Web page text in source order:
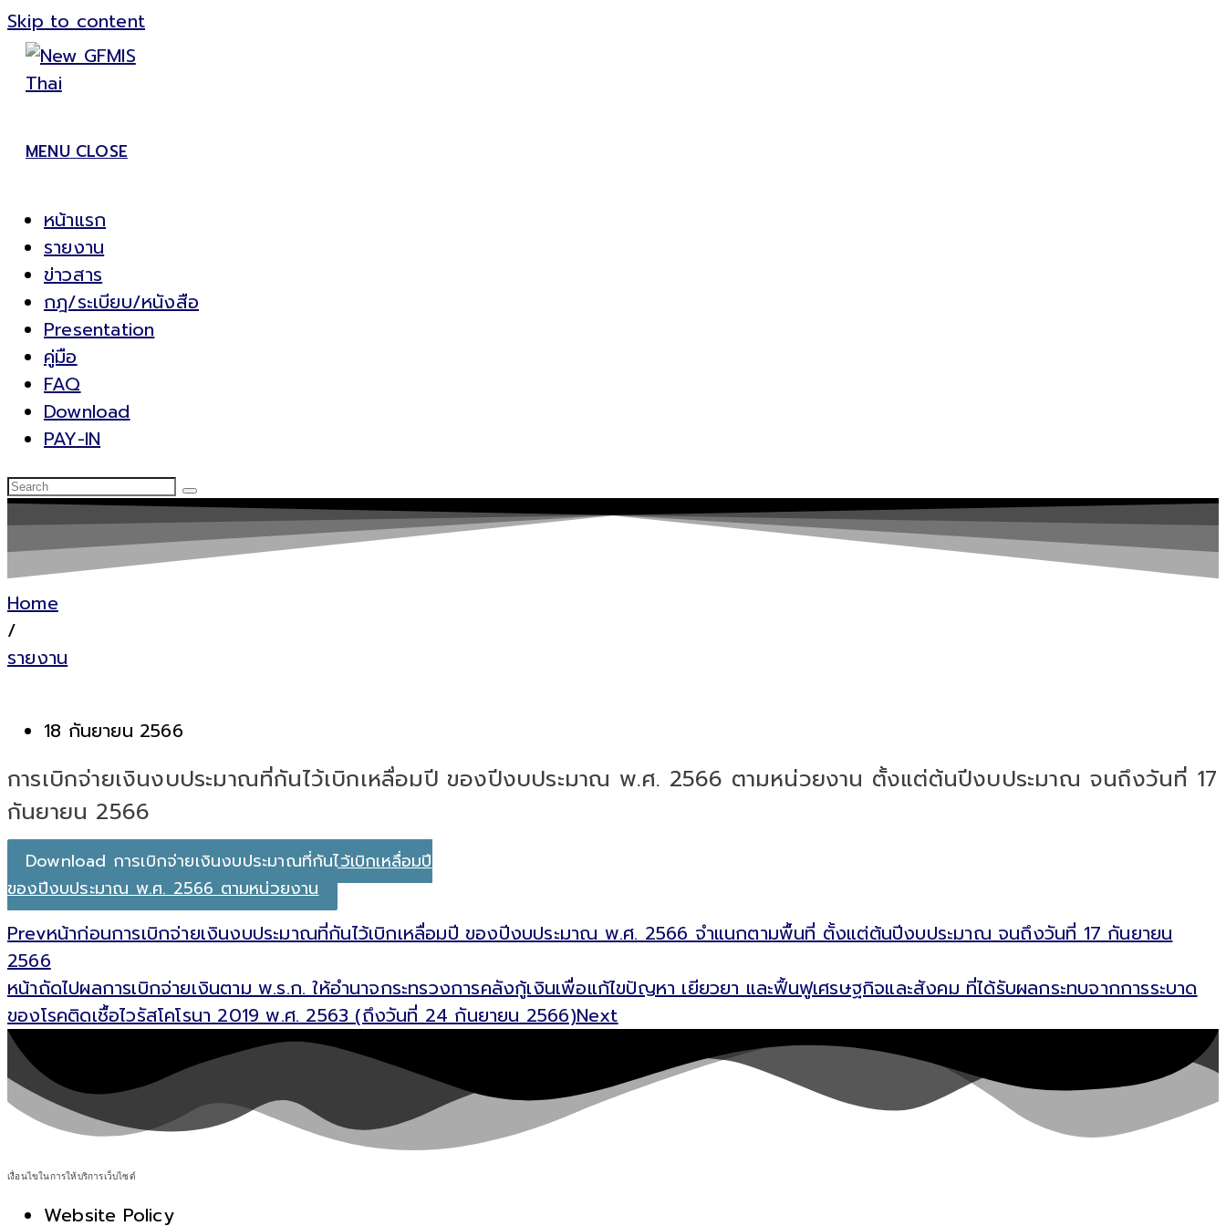
Skip to content
MENU CLOSE
หน้าแรก
รายงาน
ข่าวสาร
กฎ/ระเบียบ/หนังสือ
Presentation
คู่มือ
FAQ
Download
PAY-IN
Home
/
รายงาน
18 กันยายน 2566
การเบิกจ่ายเงินงบประมาณที่กันไว้เบิกเหลื่อมปี ของปีงบประมาณ พ.ศ. 2566 ตามหน่วยงาน ตั้งแต่ต้นปีงบประมาณ จนถึงวันที่ 17
กันยายน 2566
Download การเบิกจ่ายเงินงบประมาณที่กันไว้เบิกเหลื่อมปี
ของปีงบประมาณ พ.ศ. 2566 ตามหน่วยงาน
Prevหน้าก่อนการเบิกจ่ายเงินงบประมาณที่กันไว้เบิกเหลื่อมปี ของปีงบประมาณ พ.ศ. 2566 จำแนกตามพื้นที่ ตั้งแต่ต้นปีงบประมาณ จนถึงวันที่ 17 กันยายน
2566
หน้าถัดไปผลการเบิกจ่ายเงินตาม พ.ร.ก. ให้อำนาจกระทรวงการคลังกู้เงินเพื่อแก้ไขปัญหา เยียวยา และฟื้นฟูเศรษฐกิจและสังคม ที่ได้รับผลกระทบจากการระบาด
ของโรคติดเชื้อไวรัสโคโรนา 2019 พ.ศ. 2563 (ถึงวันที่ 24 กันยายน 2566)Next
เงื่อนไขในการให้บริการเว็บไซต์
Website Policy